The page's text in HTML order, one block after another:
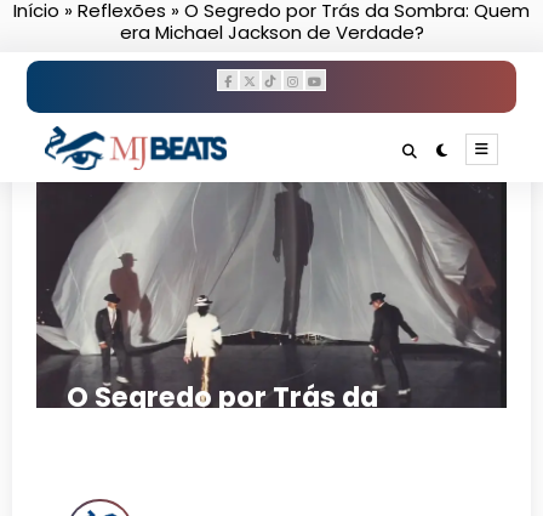
Pular
Início »Reflexões »O Segredo por Trás da Sombra: Quem
era Michael Jackson de Verdade?
O Segredo por Trás da